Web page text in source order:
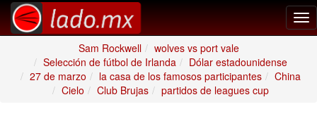
Sam Rockwell
wolves vs port vale
Selección de fútbol de Irlanda
Dólar estadounidense
27 de marzo
la casa de los famosos participantes
China
Cielo
Club Brujas partidos de leagues cup